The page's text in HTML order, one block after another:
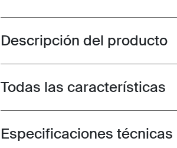
Toggle overview
Descripción del producto
Toggle features
Todas las características
Toggle techspec
Especificaciones técnicas